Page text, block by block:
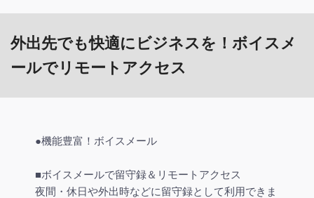
外出先でも快適にビジネスを！ボイスメ
ールでリモートアクセス
●機能豊富！ボイスメール
■ボイスメールで留守録＆リモートアクセス
夜間・休日や外出時などに留守録として利用できま